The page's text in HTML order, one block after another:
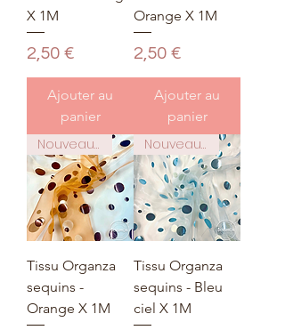
X 1M
Prix
2,50 €
Ajouter au
panier
Orange X 1M
Prix
2,50 €
Ajouter au
panier
Nouveauté
Tissu Organza
sequins -
Orange X 1M
Nouveauté
Tissu Organza
sequins - Bleu
ciel X 1M